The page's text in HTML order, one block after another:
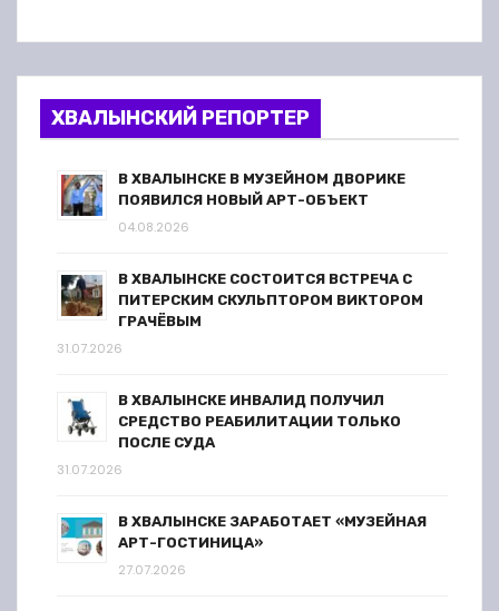
ХВАЛЫНСКИЙ РЕПОРТЕР
В ХВАЛЫНСКЕ В МУЗЕЙНОМ ДВОРИКЕ
ПОЯВИЛСЯ НОВЫЙ АРТ-ОБЪЕКТ
04.08.2026
В ХВАЛЫНСКЕ СОСТОИТСЯ ВСТРЕЧА С
ПИТЕРСКИМ СКУЛЬПТОРОМ ВИКТОРОМ
ГРАЧЁВЫМ
31.07.2026
В ХВАЛЫНСКЕ ИНВАЛИД ПОЛУЧИЛ
СРЕДСТВО РЕАБИЛИТАЦИИ ТОЛЬКО
ПОСЛЕ СУДА
31.07.2026
В ХВАЛЫНСКЕ ЗАРАБОТАЕТ «МУЗЕЙНАЯ
АРТ-ГОСТИНИЦА»
27.07.2026